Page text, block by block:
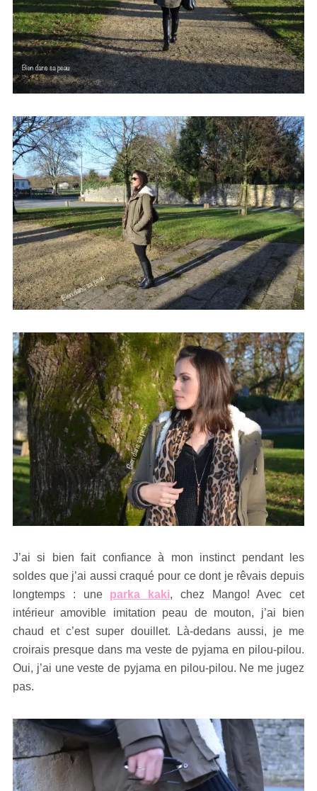
J’ai si bien fait confiance à mon instinct pendant les
soldes que j’ai aussi craqué pour ce dont je rêvais depuis
longtemps : une parka kaki, chez Mango! Avec cet
intérieur amovible imitation peau de mouton, j’ai bien
chaud et c’est super douillet. Là-dedans aussi, je me
croirais presque dans ma veste de pyjama en pilou-pilou.
Oui, j’ai une veste de pyjama en pilou-pilou. Ne me jugez
pas.